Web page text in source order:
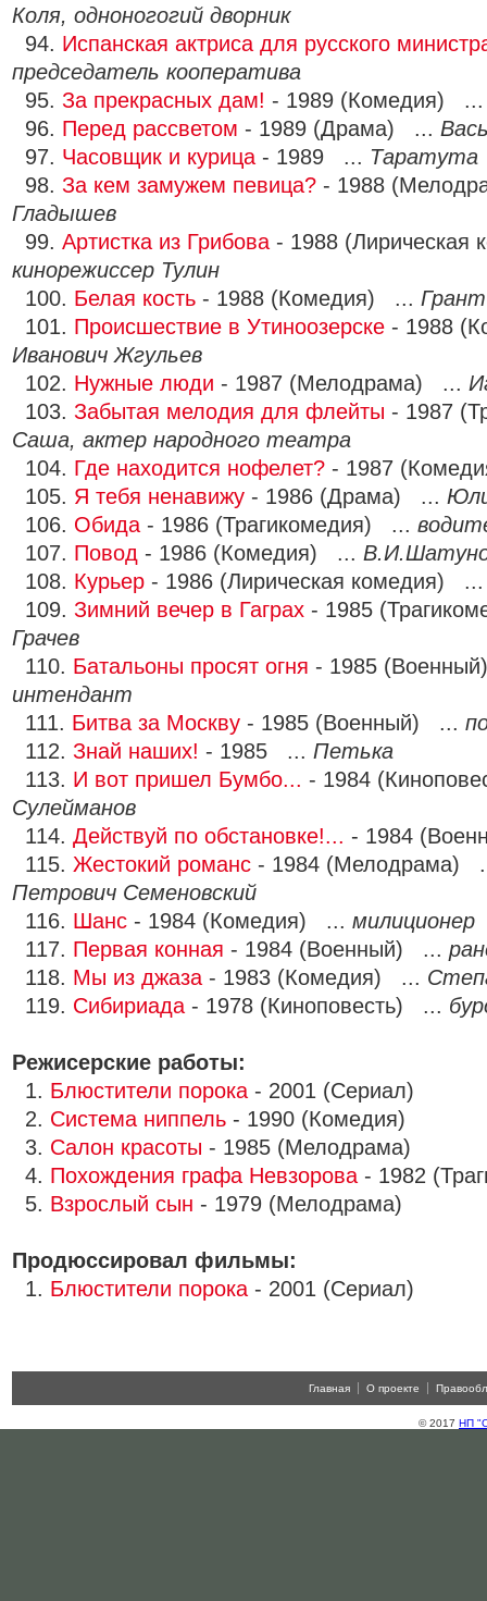
Коля, одноногогий дворник
94. Испанская актриса для русского
председатель кооператива
95. За прекрасных дам! - 1989 (Комедия)
96. Перед рассветом - 1989 (Драма) ...
97. Часовщик и курица - 1989 ... Таратута
98. За кем замужем певица? - 1988
Гладышев
99. Артистка из Грибова - 1988
кинорежиссер Тулин
100. Белая кость - 1988 (Комедия) ... Грант
101. Происшествие в Утиноозерске - 1988
Иванович Жгульев
102. Нужные люди - 1987 (Мелодрама) ...
103. Забытая мелодия для флейты - 1987
Саша, актер народного театра
104. Где находится нофелет? - 1987
105. Я тебя ненавижу - 1986 (Драма) ...
106. Обида - 1986 (Трагикомедия) ...
107. Повод - 1986 (Комедия) ...
108. Курьер - 1986 (Лирическая комедия)
109. Зимний вечер в Гаграх - 1985
Грачев
110. Батальоны просят огня - 1985
интендант
111. Битва за Москву - 1985 (Военный) ...
112. Знай наших! - 1985 ... Петька
113. И вот пришел Бумбо... - 1984
Сулейманов
114. Действуй по обстановке!... - 1984
115. Жестокий романс - 1984 (Мелодрама)
Петрович Семеновский
116. Шанс - 1984 (Комедия) ... милиционер
117. Первая конная - 1984 (Военный) ...
118. Мы из джаза - 1983 (Комедия) ...
119. Сибириада - 1978 (Киноповесть) ...
Режисерские работы:
1. Блюстители порока - 2001 (Сериал)
2. Система ниппель - 1990 (Комедия)
3. Салон красоты - 1985 (Мелодрама)
4. Похождения графа Невзорова - 1982
5. Взрослый сын - 1979 (Мелодрама)
Продюссировал фильмы:
1. Блюстители порока - 2001 (Сериал)
Главная О проекте
© 2017 НП